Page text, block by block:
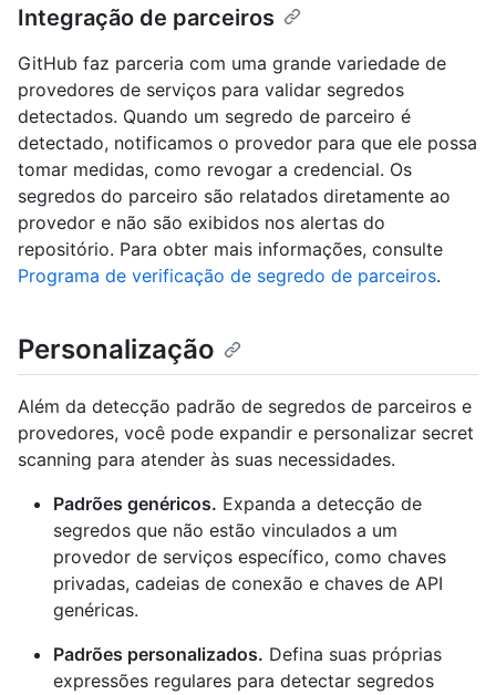
Integração de parceiros
GitHub faz parceria com uma grande variedade de
provedores de serviços para validar segredos
detectados. Quando um segredo de parceiro é
detectado, notificamos o provedor para que ele possa
tomar medidas, como revogar a credencial. Os
segredos do parceiro são relatados diretamente ao
provedor e não são exibidos nos alertas do
repositório. Para obter mais informações, consulte
Programa de verificação de segredo de parceiros.
Personalização
Além da detecção padrão de segredos de parceiros e
provedores, você pode expandir e personalizar secret
scanning para atender às suas necessidades.
Padrões genéricos. Expanda a detecção de
segredos que não estão vinculados a um
provedor de serviços específico, como chaves
privadas, cadeias de conexão e chaves de API
genéricas.
Padrões personalizados. Defina suas próprias
expressões regulares para detectar segredos